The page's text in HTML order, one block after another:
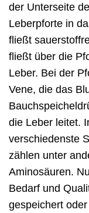
der Unterseite
Leberpforte in
fließt
fließt über die
Leber. Bei der
Vene, die das
die Leber leitet.
verschiedenste
zählen unter
Aminosäuren.
Bedarf und
gespeichert